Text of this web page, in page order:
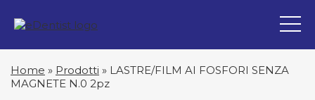
Home » Prodotti » LASTRE/FILM AI FOSFORI SENZA
MAGNETE N.0 2pz